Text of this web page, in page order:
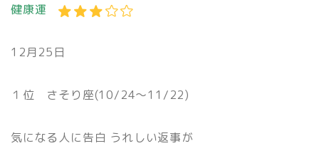
健康運
12月25日
１位 さそり座(10/24〜11/22)
気になる人に告白 うれしい返事が